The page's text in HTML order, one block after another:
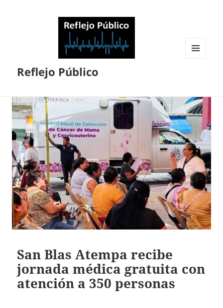
Reflejo Público
San Blas Atempa recibe
jornada médica gratuita con
atención a 350 personas